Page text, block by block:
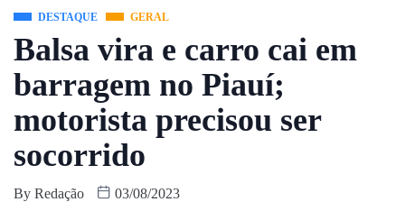
DESTAQUE GERAL
Balsa vira e carro cai em
barragem no Piauí;
motorista precisou ser
socorrido
By Redação 03/08/2023